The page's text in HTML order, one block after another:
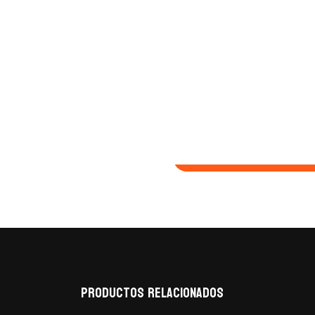
Productos relacionados